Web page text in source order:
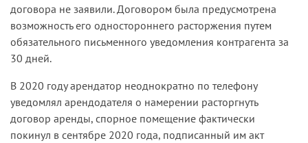
договора не заявили. Договором была предусмотрена
возможность его одностороннего расторжения путем
обязательного письменного уведомления контрагента за
30 дней.
В 2020 году арендатор неоднократно по телефону
уведомлял арендодателя о намерении расторгнуть
договор аренды, спорное помещение фактически
покинул в сентябре 2020 года, подписанный им акт